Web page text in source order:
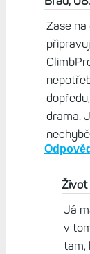
Zase
drama.
Život
Já
v
tam,